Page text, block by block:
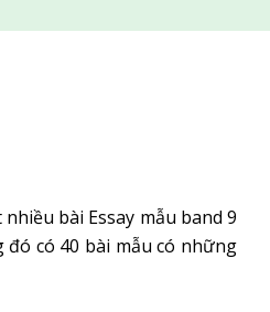
bài Essay mẫu band 9
có 40 bài mẫu có những